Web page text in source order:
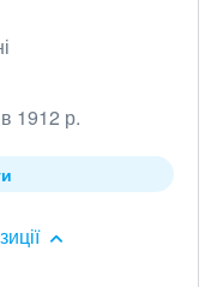
1912 р.